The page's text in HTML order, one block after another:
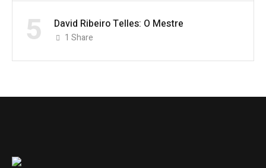
5 David Ribeiro Telles: O Mestre
1 Share